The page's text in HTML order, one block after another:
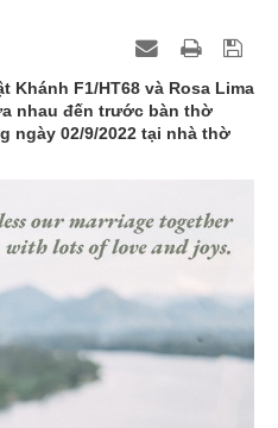
Khánh F1/HT68 và Rosa Lima
nhau đến trước bàn thờ
ngày 02/9/2022 tại nhà thờ